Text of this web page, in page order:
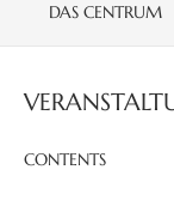
DAS CENTRUM
CONTENTS